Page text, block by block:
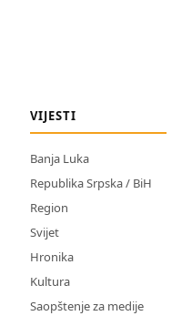
VIJESTI
Banja Luka
Republika Srpska / BiH
Region
Svijet
Hronika
Kultura
Saopštenje za medije